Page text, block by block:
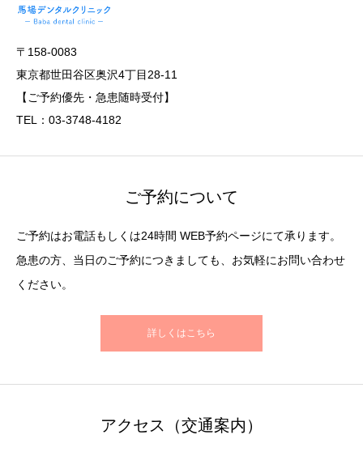
〒158-0083
東京都世田谷区奥沢4丁目28-11
【ご予約優先・急患随時受付】
TEL：03-3748-4182
ご予約について
ご予約はお電話もしくは24時間 WEB予約ページにて承ります。
急患の方、当日のご予約につきましても、お気軽にお問い合わせ
ください。
詳しくはこちら
アクセス（交通案内）